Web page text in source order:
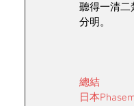
聽得一清二
分明。
總結
日本